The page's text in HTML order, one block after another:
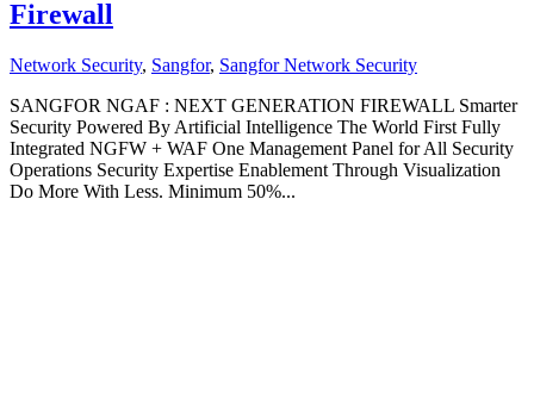
Firewall
Network Security, Sangfor, Sangfor Network Security
SANGFOR NGAF : NEXT GENERATION FIREWALL Smarter
Security Powered By Artificial Intelligence The World First Fully
Integrated NGFW + WAF One Management Panel for All Security
Operations Security Expertise Enablement Through Visualization
Do More With Less. Minimum 50%...